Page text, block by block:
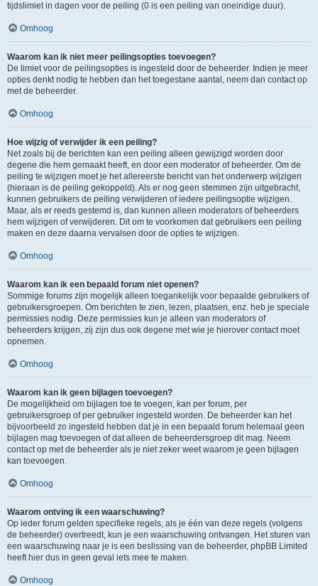
tijdslimiet in dagen voor de peiling (0 is een peiling van oneindige duur).
Omhoog
Waarom kan ik niet meer peilingsopties toevoegen?
De limiet voor de peilingsopties is ingesteld door de beheerder. Indien je meer
opties denkt nodig te hebben dan het toegestane aantal, neem dan contact op
met de beheerder.
Omhoog
Hoe wijzig of verwijder ik een peiling?
Net zoals bij de berichten kan een peiling alleen gewijzigd worden door
degene die hem gemaakt heeft, en door een moderator of beheerder. Om de
peiling te wijzigen moet je het allereerste bericht van het onderwerp wijzigen
(hieraan is de peiling gekoppeld). Als er nog geen stemmen zijn uitgebracht,
kunnen gebruikers de peiling verwijderen of iedere peilingsoptie wijzigen.
Maar, als er reeds gestemd is, dan kunnen alleen moderators of beheerders
hem wijzigen of verwijderen. Dit om te voorkomen dat gebruikers een peiling
maken en deze daarna vervalsen door de opties te wijzigen.
Omhoog
Waarom kan ik een bepaald forum niet openen?
Sommige forums zijn mogelijk alleen toegankelijk voor bepaalde gebruikers of
gebruikersgroepen. Om berichten te zien, lezen, plaatsen, enz. heb je speciale
permissies nodig. Deze permissies kun je alleen van moderators of
beheerders krijgen, zij zijn dus ook degene met wie je hierover contact moet
opnemen.
Omhoog
Waarom kan ik geen bijlagen toevoegen?
De mogelijkheid om bijlagen toe te voegen, kan per forum, per
gebruikersgroep of per gebruiker ingesteld worden. De beheerder kan het
bijvoorbeeld zo ingesteld hebben dat je in een bepaald forum helemaal geen
bijlagen mag toevoegen of dat alleen de beheerdersgroep dit mag. Neem
contact op met de beheerder als je niet zeker weet waarom je geen bijlagen
kan toevoegen.
Omhoog
Waarom ontving ik een waarschuwing?
Op ieder forum gelden specifieke regels, als je één van deze regels (volgens
de beheerder) overtreedt, kun je een waarschuwing ontvangen. Het sturen van
een waarschuwing naar je is een beslissing van de beheerder, phpBB Limited
heeft hier dus in geen geval iets mee te maken.
Omhoog